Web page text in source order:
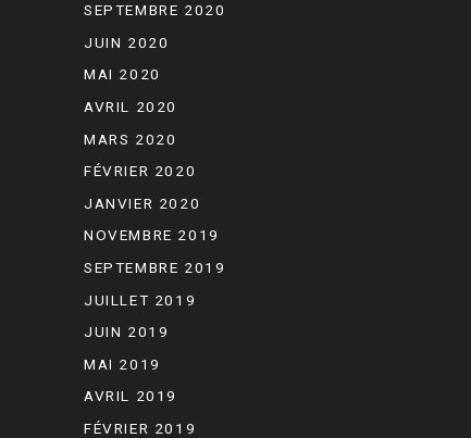
SEPTEMBRE 2020
JUIN 2020
MAI 2020
AVRIL 2020
MARS 2020
FÉVRIER 2020
JANVIER 2020
NOVEMBRE 2019
SEPTEMBRE 2019
JUILLET 2019
JUIN 2019
MAI 2019
AVRIL 2019
FÉVRIER 2019